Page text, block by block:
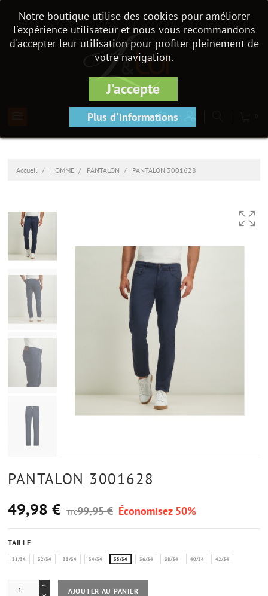
Notre boutique utilise des cookies pour améliorer
l'expérience utilisateur et nous vous recommandons
d'accepter leur utilisation pour profiter pleinement de
votre navigation.
J'accepte
Plus d'informations
Accueil HOMME PANTALON PANTALON 3001628
PANTALON 3001628
99,95 € Économisez 50%
49,98 € TTC
TAILLE
31/34 32/34 33/34 34/34 35/34 36/34 38/34 40/34 42/34
AJOUTER AU PANIER